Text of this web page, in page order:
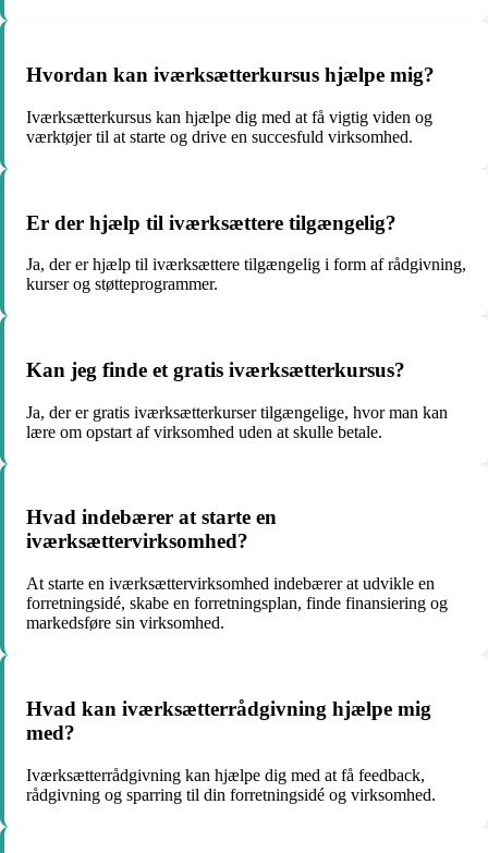
Hvordan kan iværksætterkursus hjælpe mig?
Iværksætterkursus kan hjælpe dig med at få vigtig viden og
værktøjer til at starte og drive en succesfuld virksomhed.
Er der hjælp til iværksættere tilgængelig?
Ja, der er hjælp til iværksættere tilgængelig i form af rådgivning,
kurser og støtteprogrammer.
Kan jeg finde et gratis iværksætterkursus?
Ja, der er gratis iværksætterkurser tilgængelige, hvor man kan
lære om opstart af virksomhed uden at skulle betale.
Hvad indebærer at starte en
iværksættervirksomhed?
At starte en iværksættervirksomhed indebærer at udvikle en
forretningsidé, skabe en forretningsplan, finde finansiering og
markedsføre sin virksomhed.
Hvad kan iværksætterrådgivning hjælpe mig
med?
Iværksætterrådgivning kan hjælpe dig med at få feedback,
rådgivning og sparring til din forretningsidé og virksomhed.